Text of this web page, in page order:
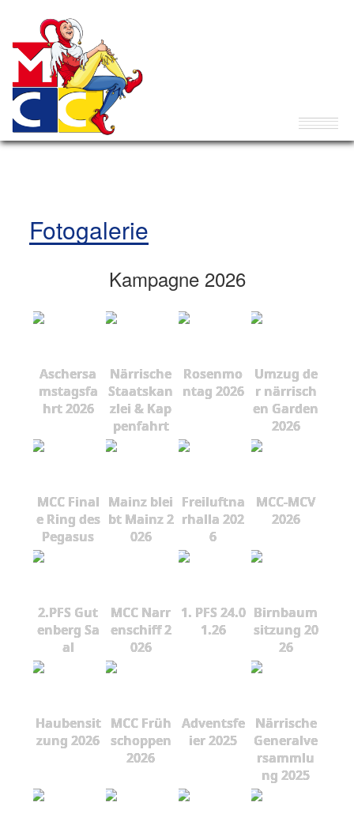
Fotogalerie
Kampagne 2026
Aschersa
mstagsfa
hrt 2026
Närrische
Staatskan
zlei & Kap
penfahrt
Rosenmo
ntag 2026
Umzug de
r närrisch
en Garden
2026
MCC Final
e Ring des
Pegasus
Mainz blei
bt Mainz 2
026
Freiluftna
rhalla 202
6
MCC-MCV
2026
2.PFS Gut
enberg Sa
al
MCC Narr
enschiff 2
026
1. PFS 24.0
1.26
Birnbaum
sitzung 20
26
Haubensit
zung 2026
MCC Früh
schoppen
2026
Adventsfe
ier 2025
Närrische
Generalve
rsammlu
ng 2025